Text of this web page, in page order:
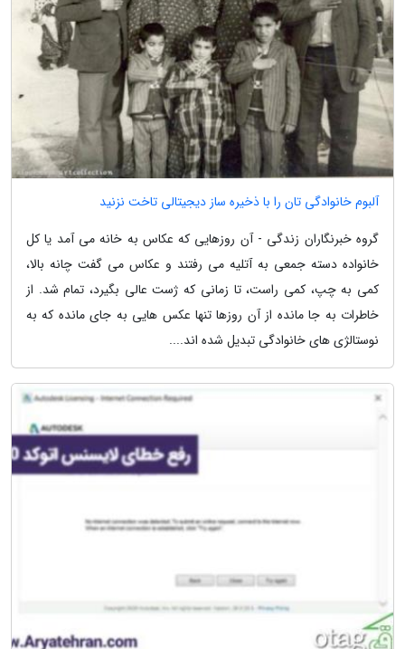
آلبوم خانوادگی تان را با ذخیره ساز دیجیتالی تاخت نزنید
گروه خبرنگاران زندگی - آن روزهایی که عکاس به خانه می آمد یا کل
خانواده دسته جمعی به آتلیه می رفتند و عکاس می گفت چانه بالا،
کمی به چپ، کمی راست، تا زمانی که ژست عالی بگیرد، تمام شد. از
خاطرات به جا مانده از آن روزها تنها عکس هایی به جای مانده که به
نوستالژی های خانوادگی تبدیل شده اند....